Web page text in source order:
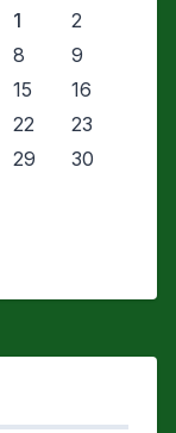
1
2
8
9
15
16
22
23
29
30